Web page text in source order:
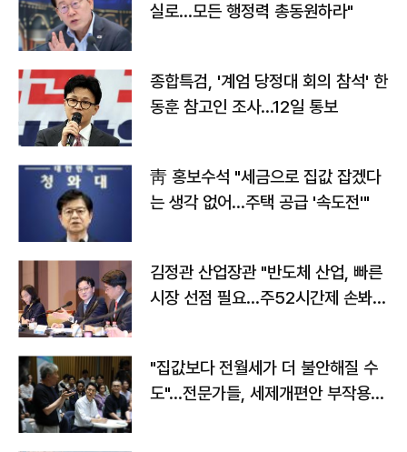
실로…모든 행정력 총동원하라"
종합특검, '계엄 당정대 회의 참석' 한
동훈 참고인 조사...12일 통보
靑 홍보수석 "세금으로 집값 잡겠다
는 생각 없어…주택 공급 '속도전'"
김정관 산업장관 "반도체 산업, 빠른
시장 선점 필요…주52시간제 손봐
"집값보다 전월세가 더 불안해질 수
도"…전문가들, 세제개편안 부작용